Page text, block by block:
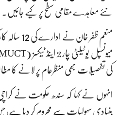
نئے معاہدے مقامی سطح پر کیے جائیں۔
منعم ظفر
کی تفصیلات بھی منظرعام پر لانے کا
انہوں نے کہا کہ سندھ حکومت نے
بنیادی سہولیات سے محروم کر دیا ہے، جس